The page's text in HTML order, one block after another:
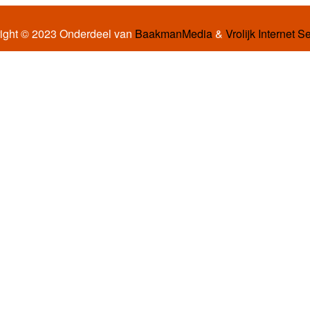
© 2023 Onderdeel van BaakmanMedia& Vrolijk Internet